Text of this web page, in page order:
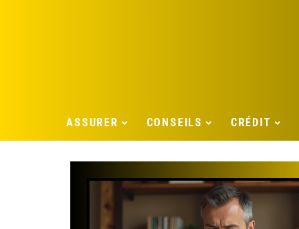
ASSURER CONSEILS CRÉDIT